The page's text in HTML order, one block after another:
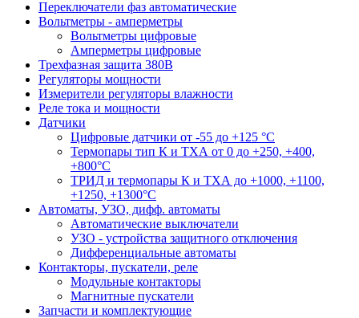
Переключатели фаз автоматические
Вольтметры - амперметры
Вольтметры цифровые
Амперметры цифровые
Трехфазная защита 380В
Регуляторы мощности
Измерители регуляторы влажности
Реле тока и мощности
Датчики
Цифровые датчики от -55 до +125 °С
Термопары тип К и ТХА от 0 до +250, +400,
+800°C
ТРИД и термопары К и ТХА до +1000, +1100,
+1250, +1300°C
Автоматы, УЗО, дифф. автоматы
Автоматические выключатели
УЗО - устройства защитного отключения
Дифференциальные автоматы
Контакторы, пускатели, реле
Модульные контакторы
Магнитные пускатели
Запчасти и комплектующие